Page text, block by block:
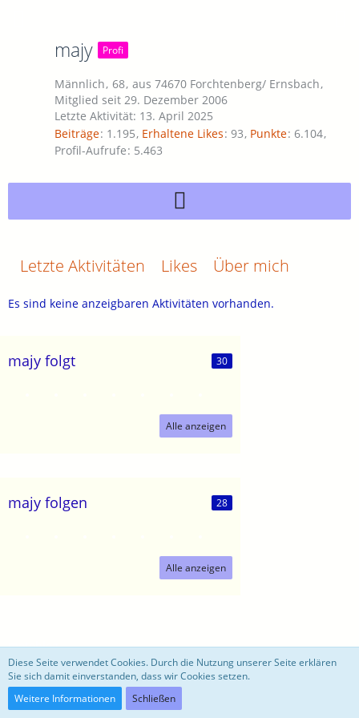
majy Profi
Männlich 68 aus 74670 Forchtenberg/ Ernsbach
Mitglied seit 29. Dezember 2006
Letzte Aktivität: 13. April 2025
Beiträge 1.195 Erhaltene Likes 93 Punkte 6.104
Profil-Aufrufe 5.463
Letzte Aktivitäten Likes Über mich
Es sind keine anzeigbaren Aktivitäten vorhanden.
majy folgt 30
Alle anzeigen
majy folgen 28
Alle anzeigen
motoblog
Community-Software:
Diese Seite verwendet Cookies. Durch die Nutzung unserer Seite erklären
Sie sich damit einverstanden, dass wir Cookies setzen.
Weitere Informationen
Schließen